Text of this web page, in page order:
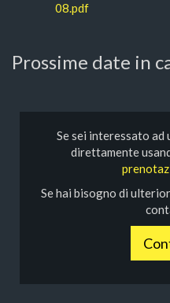
08.pdf
Prossime date in
Se sei interessato
direttamente
Se hai bisogno di